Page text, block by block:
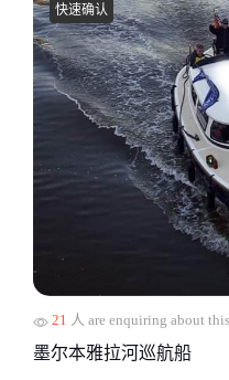
快速确认
21 人 are enquiring about
墨尔本雅拉河巡航船